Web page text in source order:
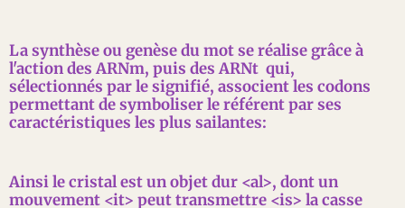
La synthèse ou genèse du mot se réalise grâce à
l'action des ARNm, puis des ARNt qui,
sélectionnés par le signifié, associent les codons
permettant de symboliser le référent par ses
caractéristiques les plus sailantes:
Ainsi le cristal est un objet dur <al>, dont un
mouvement <it> peut transmettre <is> la casse